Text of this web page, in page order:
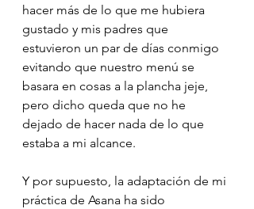
hacer más de lo que me hubiera
gustado y mis padres que
estuvieron un par de días conmigo
evitando que nuestro menú se
basara en cosas a la plancha jeje,
pero dicho queda que no he
dejado de hacer nada de lo que
estaba a mi alcance.
Y por supuesto, la adaptación de mi
práctica de Asana ha sido